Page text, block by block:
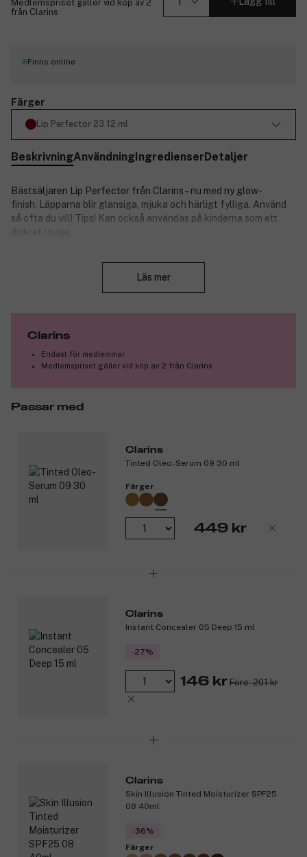
Medlemspriset gäller vid köp av 2
från Clarins
Finns online
Färger
Lip Perfector 23 12 ml
BeskrivningAnvändningIngredienserDetaljer
Bästsäljaren Lip Perfector från Clarins – nu med ny glow-
finish. Läpparna blir glansiga, mjuka och härligt fylliga. Använd
så ofta du vill! Tips! Kan också användas på kinderna som ett
diskret rouge.
Läs mer
Clarins
Endast för medlemmar
Medlemspriset gäller vid köp av 2 från Clarins
Passar med
Clarins
Tinted Oleo-Serum 09 30 ml
Färger
449 kr
Clarins
Instant Concealer 05 Deep 15 ml
-27%
146 kr Före: 201 kr
Clarins
Skin Illusion Tinted Moisturizer SPF25
08 40ml
-36%
Färger